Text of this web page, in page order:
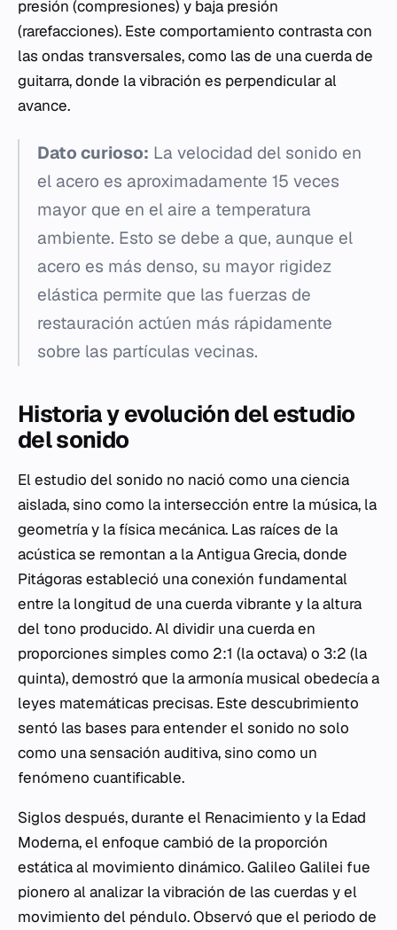
presión (compresiones) y baja presión
(rarefacciones). Este comportamiento contrasta con
las ondas transversales, como las de una cuerda de
guitarra, donde la vibración es perpendicular al
avance.
Dato curioso: La velocidad del sonido en
el acero es aproximadamente 15 veces
mayor que en el aire a temperatura
ambiente. Esto se debe a que, aunque el
acero es más denso, su mayor rigidez
elástica permite que las fuerzas de
restauración actúen más rápidamente
sobre las partículas vecinas.
Historia y evolución del estudio
del sonido
El estudio del sonido no nació como una ciencia
aislada, sino como la intersección entre la música, la
geometría y la física mecánica. Las raíces de la
acústica se remontan a la Antigua Grecia, donde
Pitágoras estableció una conexión fundamental
entre la longitud de una cuerda vibrante y la altura
del tono producido. Al dividir una cuerda en
proporciones simples como 2:1 (la octava) o 3:2 (la
quinta), demostró que la armonía musical obedecía a
leyes matemáticas precisas. Este descubrimiento
sentó las bases para entender el sonido no solo
como una sensación auditiva, sino como un
fenómeno cuantificable.
Siglos después, durante el Renacimiento y la Edad
Moderna, el enfoque cambió de la proporción
estática al movimiento dinámico. Galileo Galilei fue
pionero al analizar la vibración de las cuerdas y el
movimiento del péndulo. Observó que el periodo de